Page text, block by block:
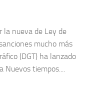
la nueva de Ley de
mucho más
(DGT) ha lanzado
Nuevos tiempos....